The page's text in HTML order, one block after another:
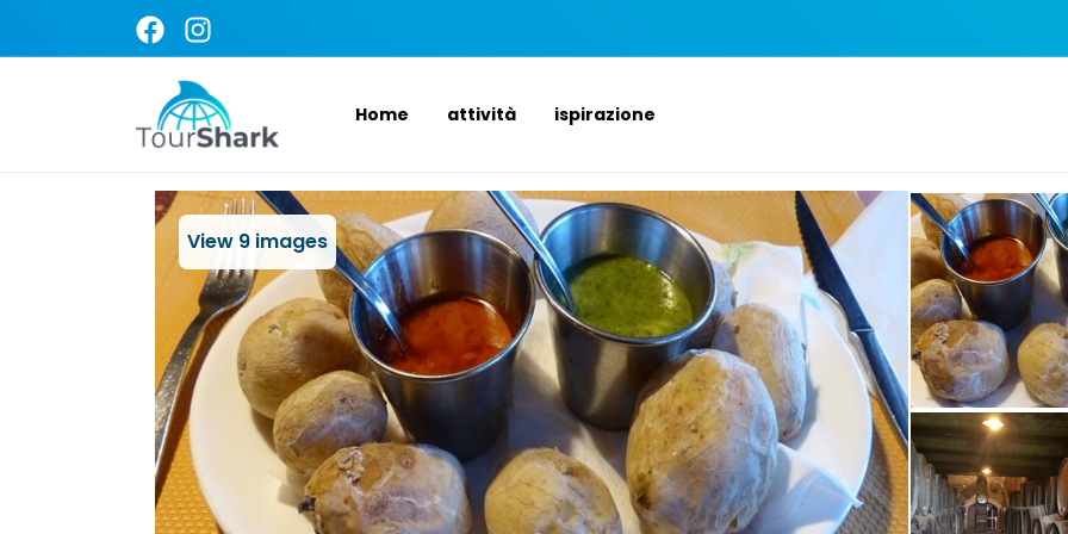
Home attività ispirazione
View 9 images